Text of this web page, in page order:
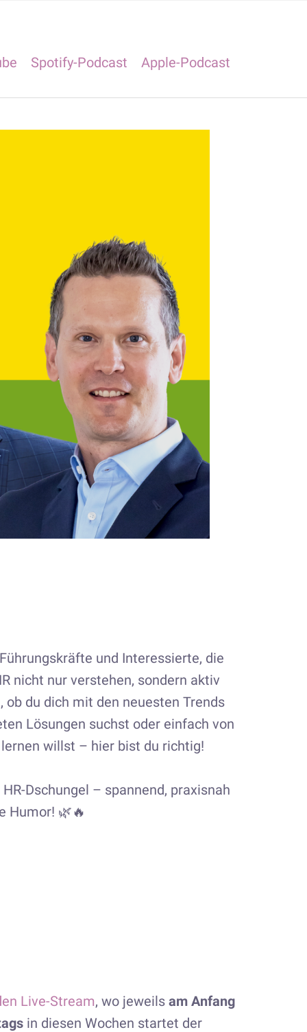
Spotify-Podcast Apple-Podcast
und Interessierte, die
nicht nur verstehen, sondern aktiv
du dich mit den neuesten Trends
Lösungen suchst oder einfach von
willst – hier bist du richtig!
Dschungel – spannend, praxisnah
Humor! 🌿🔥
Live-Stream, wo jeweils am Anfang
in diesen Wochen startet der